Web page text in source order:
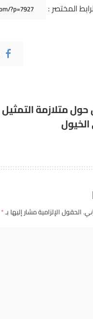
المختصر :
متلازمة التمثيل
الحقول الإلزامية مشار إليها بـ*